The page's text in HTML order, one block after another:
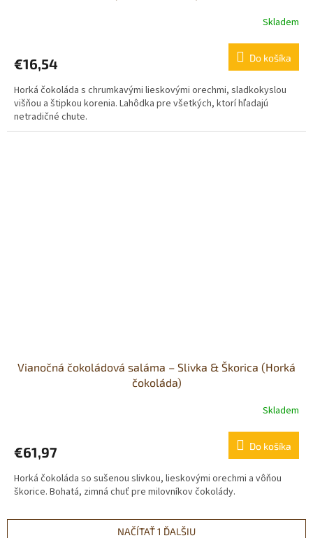
Skladem
€16,54 Do košíka
Horká čokoláda s chrumkavými lieskovými orechmi, sladkokyslou
višňou a štipkou korenia. Lahôdka pre všetkých, ktorí hľadajú
netradičné chute.
Vianočná čokoládová saláma – Slivka & Škorica (Horká
čokoláda)
Skladem
€61,97 Do košíka
Horká čokoláda so sušenou slivkou, lieskovými orechmi a vôňou
škorice. Bohatá, zimná chuť pre milovníkov čokolády.
NAČÍTAŤ 1 ĎALŠIU